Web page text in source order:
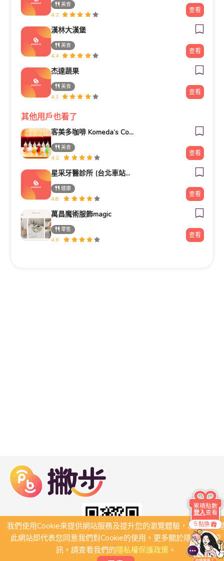
美食
4.2
查看
漢林大漢堡
美食
4.4
查看
杰達蔬果
美食
4.1
查看
其他用戶也看了
客美多咖啡 Komeda‘s Coffee - 台南小北店
美食
4.2
查看
星采牙醫診所 (台北車站館前)
健康
4.8
查看
萬昌魔術服飾magic
零售
4.6
查看
我們使用Cookie來提供網站服務及提升您的瀏覽體驗，若繼續瀏
此網站即代表您同意我們對Cookie的使用。更多關於隱私保護資
訊，請查看我們的隱私權保護政策。
5 點換
累積點數
登入查看